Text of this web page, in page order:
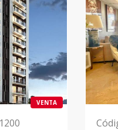
VENTA
1200